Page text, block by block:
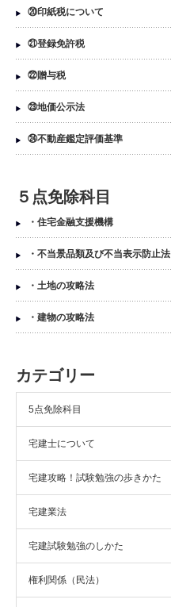
⑳印紙税について
㉑登録免許税
㉒贈与税
㉓地価公示法
㉔不動産鑑定評価基準
５点免除科目
・住宅金融支援機構
・不当景品類及び不当表示防止法
・土地の攻略法
・建物の攻略法
カテゴリー
5点免除科目
宅建士について
宅建攻略！試験勉強の歩きかた
宅建業法
宅建試験勉強のしかた
権利関係（民法）